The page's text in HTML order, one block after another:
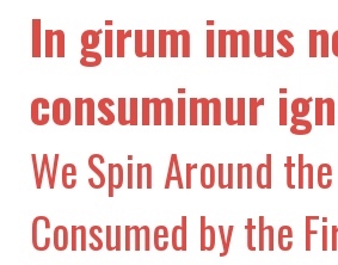
In girum imus
consumimur
We Spin Around
Consumed by the